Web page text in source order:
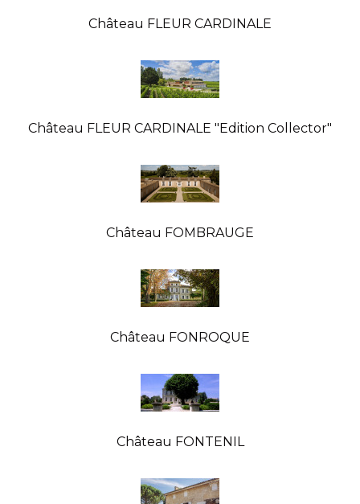
Château FLEUR CARDINALE
Château FLEUR CARDINALE "Edition Collector"
Château FOMBRAUGE
Château FONROQUE
Château FONTENIL